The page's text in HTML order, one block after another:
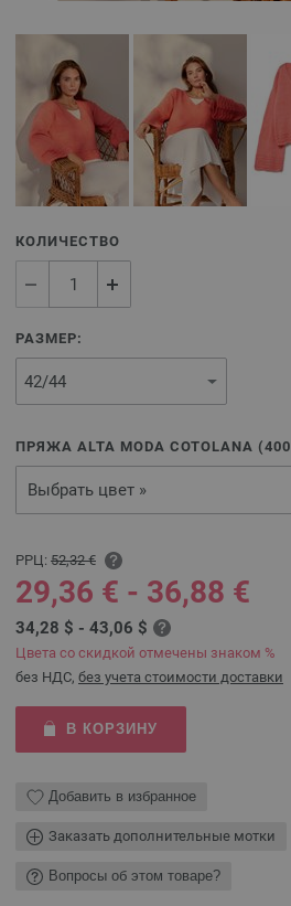
КОЛИЧЕСТВО
РАЗМЕР:
ПРЯЖА ALTA MODA COTOLANA (400
Выбрать цвет »
РРЦ: 52,32 €
29,36 € - 36,88 €
34,28 $ - 43,06 $
Цвета со скидкой отмечены знаком %
без НДС, без учета стоимости доставки
В КОРЗИНУ
Добавить в избранное
Заказать дополнительные мотки
Вопросы об этом товаре?